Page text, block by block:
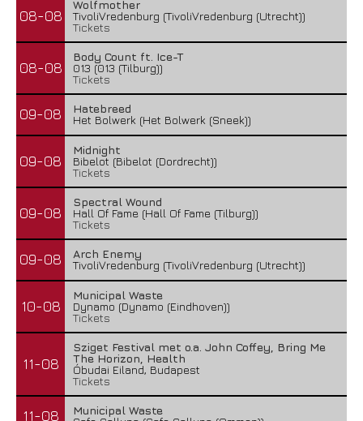
08-08
Wolfmother
TivoliVredenburg (TivoliVredenburg (Utrecht))
Tickets
08-08
Body Count ft. Ice-T
013 (013 (Tilburg))
Tickets
09-08
Hatebreed
Het Bolwerk (Het Bolwerk (Sneek))
09-08
Midnight
Bibelot (Bibelot (Dordrecht))
Tickets
09-08
Spectral Wound
Hall Of Fame (Hall Of Fame (Tilburg))
Tickets
09-08
Arch Enemy
TivoliVredenburg (TivoliVredenburg (Utrecht))
10-08
Municipal Waste
Dynamo (Dynamo (Eindhoven))
Tickets
11-08
Sziget Festival met o.a. John Coffey, Bring Me
The Horizon, Health
Óbudai Eiland, Budapest
Tickets
11-08
Municipal Waste